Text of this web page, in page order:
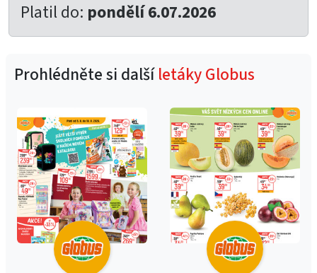
Platil do: pondělí 6.07.2026
Prohlédněte si dalšíletáky Globus